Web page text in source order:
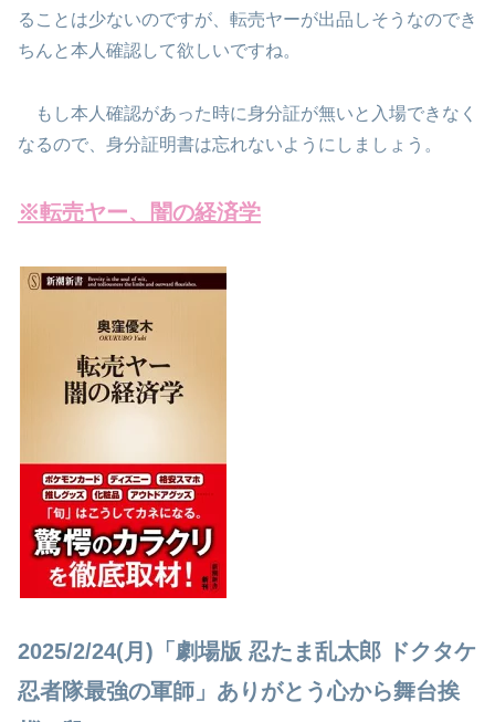
ることは少ないのですが、転売ヤーが出品しそうなのでき
ちんと本人確認して欲しいですね。
もし本人確認があった時に身分証が無いと入場できなく
なるので、身分証明書は忘れないようにしましょう。
※転売ヤー、 闇の経済学
2025/2/24(月)「劇場版 忍たま乱太郎 ドクタケ
忍者隊最強の軍師」ありがとう心から舞台挨